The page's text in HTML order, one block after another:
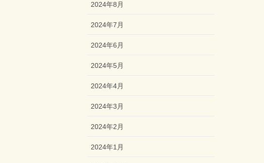
2024年8月
2024年7月
2024年6月
2024年5月
2024年4月
2024年3月
2024年2月
2024年1月